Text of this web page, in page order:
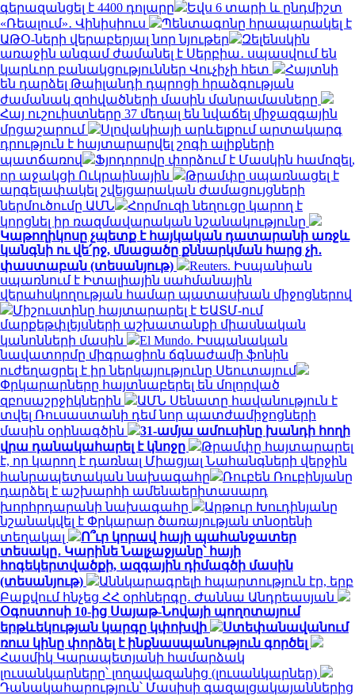
գերազանցել է 4400 դոլարը
Եվս 6 տարի և ընդմիշտ
«Ռեալում»․ Վինիսիուս
Պենտագոնը հրապարակել է
ԱԹՕ-ների վերաբերյալ նոր նյութեր
Զելենսկին
առաջին անգամ ժամանել է Սերբիա․ սպասվում են
կարևոր բանակցություններ Վուչիչի հետ
Հայտնի
են դարձել Թաիլանդի դպրոցի հրաձգության
ժամանակ զոհվածների մասին մանրամասները
Հայ ուշուիստները 37 մեդալ են նվաճել միջազգային
մրցաշարում
Սլովակիայի արևելքում արտակարգ
դրություն է հայտարարվել շոգի ալիքների
պատճառով
Ֆյոդորովը փորձում է Մասկին համոզել,
որ աջակցի Ուկրաինային
Թրամփը սպառնացել է
արգելափակել շվեյցարական ժամացույցների
ներմուծումը ԱՄՆ
Հորմուզի նեղուցը կարող է
կորցնել իր ռազմավարական նշանակությունը
Կաթողիկոսը չպետք է հայկական դատարանի առջև
կանգնի ու վե՛րջ, մնացածը քննարկման հարց չի․
փաստաբան (տեսանյութ)
Reuters. Իսպանիան
սպառնում է Իտալիային սահմանային
վերահսկողության համար պատասխան միջոցներով
Միշուստինը հայտարարել է ԵԱՏՄ-ում
մարքեթփլեյսների աշխատանքի միասնական
կանոնների մասին
El Mundo. Իսպանական
նավատորմը միգրացիոն ճգնաժամի ֆոնին
ուժեղացրել է իր ներկայությունը Սեուտայում
Փրկարարները հայտնաբերել են մոլորված
զբոսաշրջիկներին
ԱՄՆ Սենատը հավանություն է
տվել Ռուսաստանի դեմ նոր պատժամիջոցների
մասին օրինագծին
31-ամյա ամուսինը խանդի հողի
վրա դանակահարել է կնոջը
Թրամփը հայտարարել
է, որ կարող է դառնալ Միացյալ Նահանգների վերջին
հանրապետական ​​նախագահը
Ռուբեն Ռուբինյանը
դարձել է աշխարհի ամենաերիտասարդ
խորհրդարանի նախագահը
Արթուր Խուդինյանը
նշանակվել է Փրկարար ծառայության տնօրենի
տեղակալ
Ո՞ւր կորավ հայի պահանջատեր
տեսակը․ Կարինե Նալչաջյանը՝ հայի
հոգեկերտվածքի, ազգային դիմագծի մասին
(տեսանյութ)
Աննկարագրելի հպարտություն էր, երբ
Բաքվում հնչեց ՀՀ օրհներգը․ Ժաննա Անդրեասյան
Օգոստոսի 10-ից Սայաթ-Նովայի պողոտայում
երթևեկության կարգը կփոխվի
Ստեփանավանում
ռուս կինը փորձել է ինքնասպանություն գործել
Հասմիկ Կարապետյանի համարձակ
լուսանկարները՝ լողավազանից (լուսանկարներ)
Դանակահարություն՝ Մասիսի գազալցակայաններից